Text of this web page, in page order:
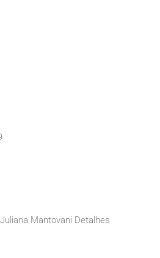
Mantovani Detalhes